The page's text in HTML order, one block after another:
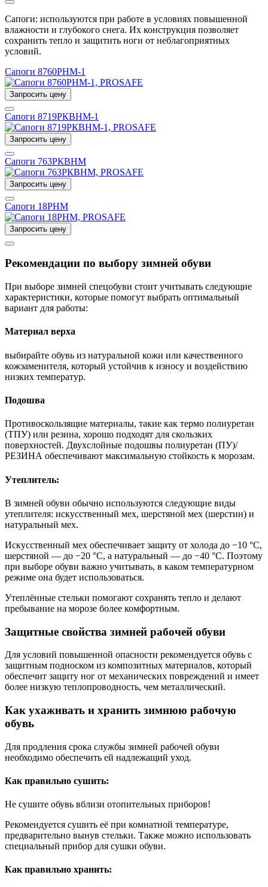
Сапоги: используются при работе в условиях повышенной
влажности и глубокого снега. Их конструкция позволяет
сохранить тепло и защитить ноги от неблагоприятных
условий.
Сапоги 8760РНМ-1
Запросить цену
Сапоги 8719РКВНМ-1
Запросить цену
Сапоги 763РКВНМ
Запросить цену
Сапоги 18РНМ
Запросить цену
Рекомендации по выбору зимней обуви
При выборе зимней спецобуви стоит учитывать следующие
характеристики, которые помогут выбрать оптимальный
вариант для работы:
Материал верха
выбирайте обувь из натуральной кожи или качественного
кожзаменителя, который устойчив к износу и воздействию
низких температур.
Подошва
Противоскользящие материалы, такие как термо полиуретан
(ТПУ) или резина, хорошо подходят для скользких
поверхностей. Двухслойные подошвы полиуретан (ПУ)/
РЕЗИНА обеспечивают максимальную стойкость к морозам.
Утеплитель:
В зимней обуви обычно используются следующие виды
утеплителя: искусственный мех, шерстяной мех (шерстин) и
натуральный мех.
Искусственный мех обеспечивает защиту от холода до −10 °С,
шерстяной — до −20 °С, а натуральный — до −40 °С. Поэтому
при выборе обуви важно учитывать, в каком температурном
режиме она будет использоваться.
Утеплённые стельки помогают сохранять тепло и делают
пребывание на морозе более комфортным.
Защитные свойства зимней рабочей обуви
Для условий повышенной опасности рекомендуется обувь с
защитным подноском из композитных материалов, который
обеспечит защиту ног от механических повреждений и имеет
более низкую теплопроводность, чем металлический.
Как ухаживать и хранить зимнюю рабочую
обувь
Для продления срока службы зимней рабочей обуви
необходимо обеспечить ей надлежащий уход.
Как правильно сушить:
Не сушите обувь вблизи отопительных приборов!
Рекомендуется сушить её при комнатной температуре,
предварительно вынув стельки. Также можно использовать
специальный прибор для сушки обуви.
Как правильно хранить: